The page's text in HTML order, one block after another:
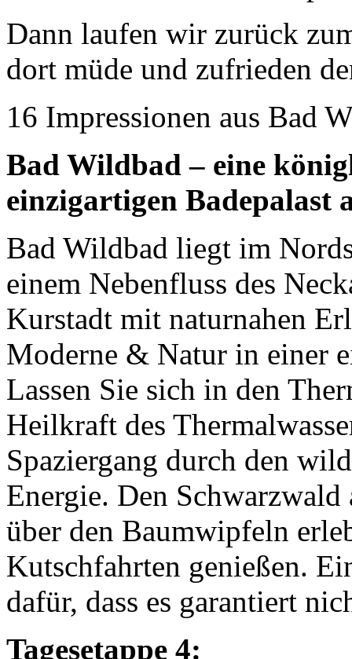
Dann laufen wir zurück
dort müde und zufrieden
16 Impressionen aus Bad
Bad Wildbad – eine
einzigartigen Badepalast
Bad Wildbad liegt im
einem Nebenfluss des
Kurstadt mit naturnahen
Moderne & Natur in einer
Lassen Sie sich in den
Heilkraft des
Spaziergang durch den
Energie. Den Schwarzwald
über den Baumwipfeln
Kutschfahrten genießen.
dafür, dass es garantiert
Tagesetappe 4: